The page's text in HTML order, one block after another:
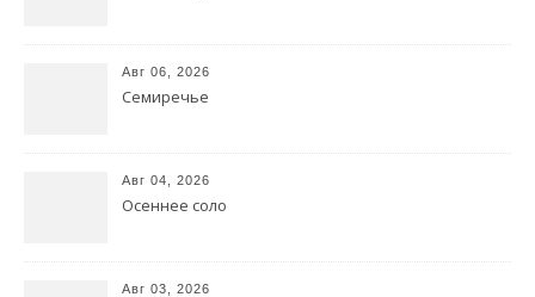
Авг 06, 2026
Семиречье
Авг 04, 2026
Осеннее соло
Авг 03, 2026